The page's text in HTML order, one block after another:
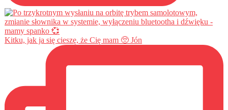
Kitku, jak ja się cieszę, że Cię mam 🥺 Jón